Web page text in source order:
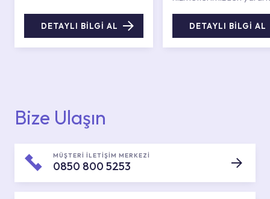
DETAYLI BİLGİ AL DETAYLI BİLGİ AL
Bize Ulaşın
MÜŞTERİ İLETİŞİM MERKEZİ
0850 800 5253